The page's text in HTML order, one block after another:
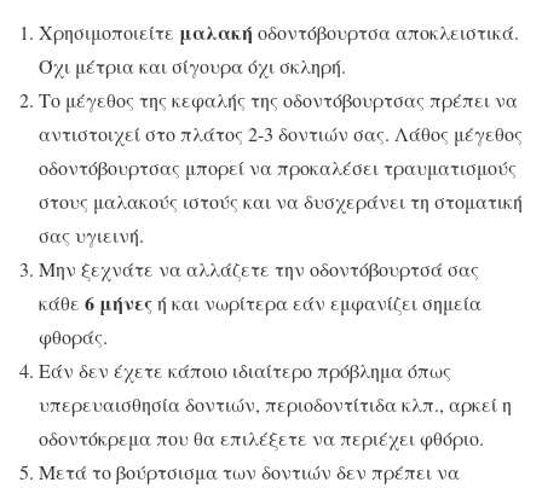
Χρησιμοποιείτε μαλακή οδοντόβουρτσα αποκλειστικά.
Όχι μέτρια και σίγουρα όχι σκληρή.
Το μέγεθος της κεφαλής της οδοντόβουρτσας πρέπει να
αντιστοιχεί στο πλάτος 2-3 δοντιών σας. Λάθος μέγεθος
οδοντόβουρτσας μπορεί να προκαλέσει τραυματισμούς
στους μαλακούς ιστούς και να δυσχεράνει τη στοματική
σας υγιεινή.
Μην ξεχνάτε να αλλάζετε την οδοντόβουρτσά σας
κάθε 6 μήνεςή και νωρίτερα εάν εμφανίζει σημεία
φθοράς.
Εάν δεν έχετε κάποιο ιδιαίτερο πρόβλημα όπως
υπερευαισθησία δοντιών, περιοδοντίτιδα κλπ., αρκεί η
οδοντόκρεμα που θα επιλέξετε να περιέχει φθόριο.
Μετά το βούρτσισμα των δοντιών δεν πρέπει να